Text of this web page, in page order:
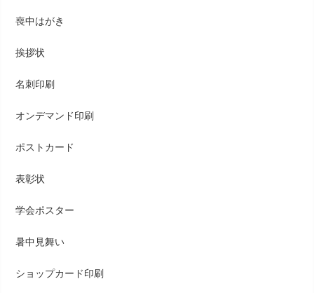
喪中はがき
挨拶状
名刺印刷
オンデマンド印刷
ポストカード
表彰状
学会ポスター
暑中見舞い
ショップカード印刷